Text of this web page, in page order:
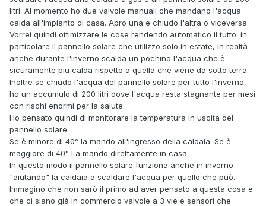
litri. Al momento ho due valvole manuali che mandano l'acqua
calda all'impianto di casa. Apro una e chiudo l'altra o viceversa.
Vorrei quindi ottimizzare le cose rendendo automatico il tutto. in
particolare Il pannello solare che utilizzo solo in estate, in realtà
anche durante l'inverno scalda un pochino l'acqua che è
sicuramente piu calda rispetto a quella che viene da sotto terra.
Inoltre se chiudo l'acqua del pannello solare per tutto l'inverno,
ho un accumulo di 200 litri dove l'acqua resta stagnante per mesi
con rischi enormi per la salute.
Ho pensato quindi di monitorare la temperatura in uscita del
pannello solare.
Se è minore di 40° la mando all'ingresso della caldaia. Se è
maggiore di 40° La mando direttamente in casa.
In questo modo il pannello solare funziona anche in inverno
"aiutando" la caldaia a scaldare l'acqua per quello che può.
Immagino che non sarò il primo ad aver pensato a questa cosa e
che ci siano già in commercio valvole a 3 vie e sensori che